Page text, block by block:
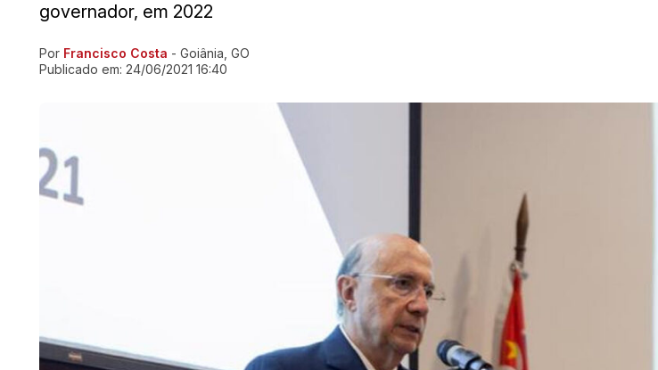
governador, em 2022
Ir direto pra matéria
Por Francisco Costa - Goiânia, GO
Publicado em: 24/06/2021 16:40